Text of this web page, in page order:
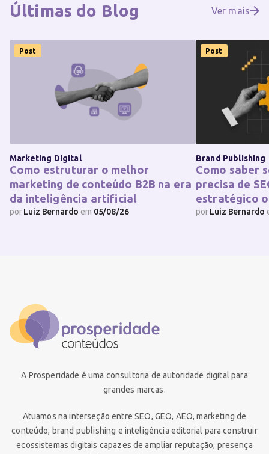
Últimas do Blog Ver mais
Post
Marketing Digital
Como estruturar o melhor
marketing de conteúdo B2B na era
da inteligência artificial
porLuiz Bernardo em 05/08/26
Post
Brand Publishing
Como saber
precisa de
estratégico
porLuiz Bernardo
A Prosperidade é uma consultoria de autoridade digital para
grandes marcas.
Atuamos na interseção entre SEO, GEO, AEO, marketing de
conteúdo, brand publishing e inteligência editorial para construir
ecossistemas digitais capazes de ampliar reputação, presença